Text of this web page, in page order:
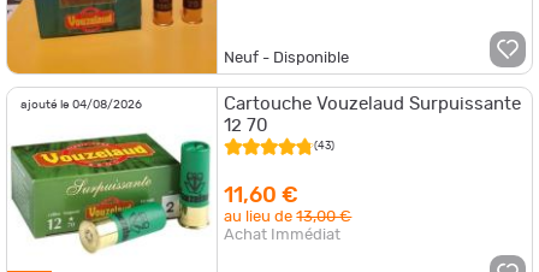
Neuf - Disponible
ajouté le 04/08/2026
Cartouche Vouzelaud Surpuissante
12 70
(43)
11,60 €
au lieu de13,00 €
Achat Immédiat